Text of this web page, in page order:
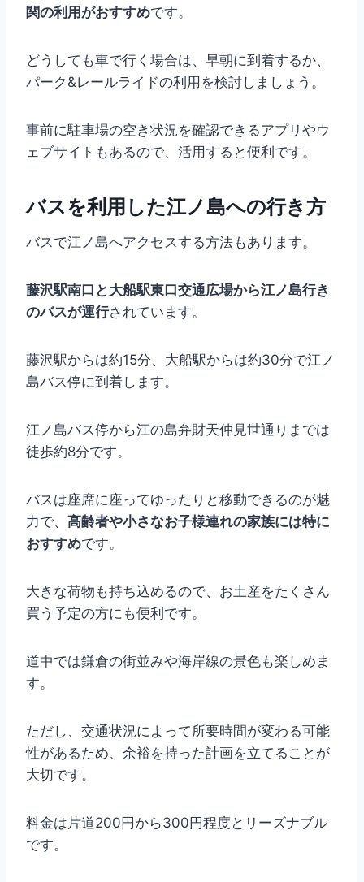
関の利用がおすすめです。
どうしても車で行く場合は、早朝に到着するか、
パーク&レールライドの利用を検討しましょう。
事前に駐車場の空き状況を確認できるアプリやウ
ェブサイトもあるので、活用すると便利です。
バスを利用した江ノ島への行き方
バスで江ノ島へアクセスする方法もあります。
藤沢駅南口と大船駅東口交通広場から江ノ島行き
のバスが運行されています。
藤沢駅からは約15分、大船駅からは約30分で江ノ
島バス停に到着します。
江ノ島バス停から江の島弁財天仲見世通りまでは
徒歩約8分です。
バスは座席に座ってゆったりと移動できるのが魅
力で、 高齢者や小さなお子様連れの家族には特に
おすすめです。
大きな荷物も持ち込めるので、お土産をたくさん
買う予定の方にも便利です。
道中では鎌倉の街並みや海岸線の景色も楽しめま
す。
ただし、交通状況によって所要時間が変わる可能
性があるため、余裕を持った計画を立てることが
大切です。
料金は片道200円から300円程度とリーズナブル
です。